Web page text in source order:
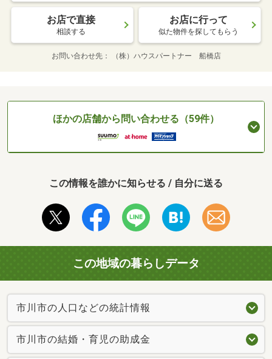
お店で直接
相談する
お店に行って
似た物件を探してもらう
お問い合わせ先 （株）ハウスパートナー 船橋店
ほかの店舗から問い合わせる（59件）
この情報を誰かに知らせる / 自分に送る
この地域の暮らしデータ
市川市の人口などの統計情報
市川市の結婚・育児の助成金